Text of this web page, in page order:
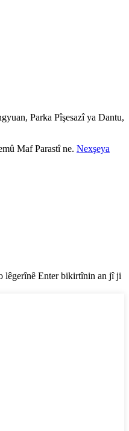
Parka Pîşesazî ya Dantu,
Maf Parastî ne. Nexşeya
lêgerînê Enter bikirtînin an jî ji